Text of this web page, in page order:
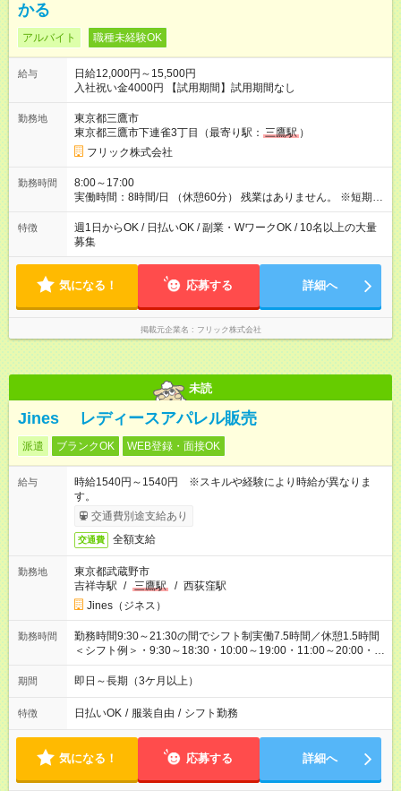
かる
アルバイト 職種未経験OK
給与
日給12,000円～15,500円
入社祝い金4000円 【試用期間】試用期間なし
勤務地
東京都三鷹市
東京都三鷹市下連雀3丁目（最寄り駅： 三鷹駅 ）
フリック株式会社
勤務時間
8:00～17:00
実働時間：8時間/日 （休憩60分） 残業はありません。 ※短期の
募集は行っておりません。予めご了承くださいませ。
特徴
週1日からOK / 日払いOK / 副業・WワークOK / 10名以上の大量
募集
気になる！ 応募する 詳細へ
掲載元企業名 フリック株式会社
未読
Jines レディースアパレル販売
派遣 ブランクOK WEB登録・面接OK
給与
時給1540円～1540円 ※スキルや経験により時給が異なりま
す。
交通費別途支給あり
交通費 全額支給
勤務地
東京都武蔵野市
吉祥寺駅 / 三鷹駅 / 西荻窪駅
Jines（ジネス）
勤務時間
勤務時間9:30～21:30の間でシフト制実働7.5時間／休憩1.5時間
＜シフト例＞・9:30～18:30・10:00～19:00・11:00～20:00・
12:30～21:30
期間 即日～長期（3ケ月以上）
特徴 日払いOK / 服装自由 / シフト勤務
気になる！ 応募する 詳細へ